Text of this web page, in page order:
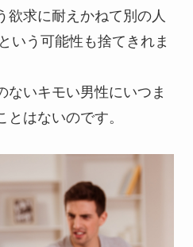
欲求に耐えかねて別の人
いう可能性も捨てきれま
ないキモい男性にいつま
はないのです。